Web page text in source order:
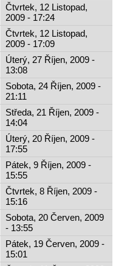
Čtvrtek, 12 Listopad,
2009 - 17:24
Čtvrtek, 12 Listopad,
2009 - 17:09
Úterý, 27 Říjen, 2009 -
13:08
Sobota, 24 Říjen, 2009 -
21:11
Středa, 21 Říjen, 2009 -
14:04
Úterý, 20 Říjen, 2009 -
17:55
Pátek, 9 Říjen, 2009 -
15:55
Čtvrtek, 8 Říjen, 2009 -
15:16
Sobota, 20 Červen, 2009
- 13:55
Pátek, 19 Červen, 2009 -
15:01